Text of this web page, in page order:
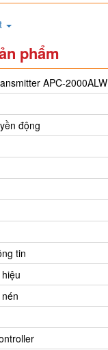
phẩm
APC-2000ALW
động
tin